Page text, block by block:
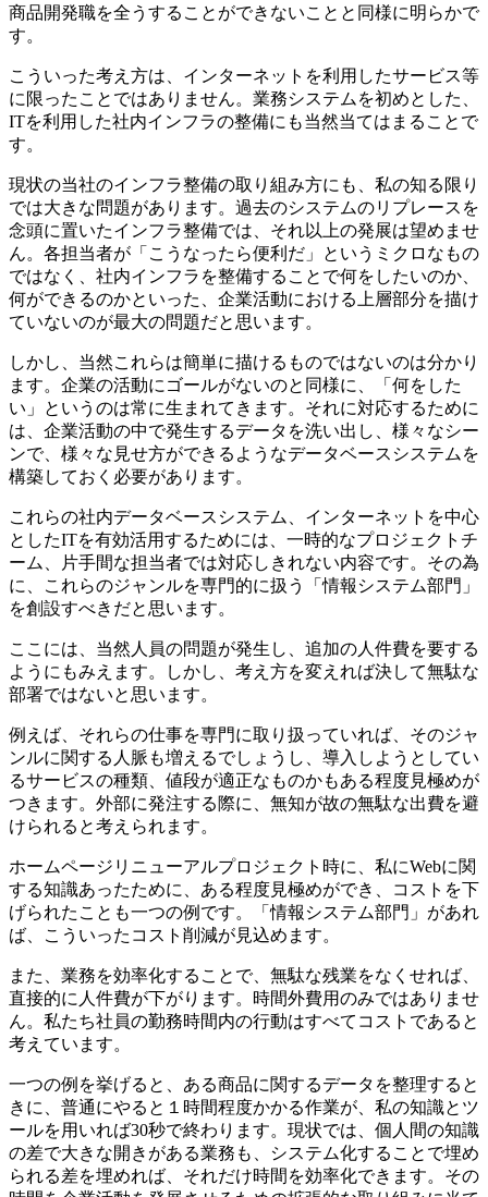
商品開発職を全うすることができないことと同様に明らかで
す。
こういった考え方は、インターネットを利用したサービス等
に限ったことではありません。業務システムを初めとした、
ITを利用した社内インフラの整備にも当然当てはまることで
す。
現状の当社のインフラ整備の取り組み方にも、私の知る限り
では大きな問題があります。過去のシステムのリプレースを
念頭に置いたインフラ整備では、それ以上の発展は望めませ
ん。各担当者が「こうなったら便利だ」というミクロなもの
ではなく、社内インフラを整備することで何をしたいのか、
何ができるのかといった、企業活動における上層部分を描け
ていないのが最大の問題だと思います。
しかし、当然これらは簡単に描けるものではないのは分かり
ます。企業の活動にゴールがないのと同様に、「何をした
い」というのは常に生まれてきます。それに対応するために
は、企業活動の中で発生するデータを洗い出し、様々なシー
ンで、様々な見せ方ができるようなデータベースシステムを
構築しておく必要があります。
これらの社内データベースシステム、インターネットを中心
としたITを有効活用するためには、一時的なプロジェクトチ
ーム、片手間な担当者では対応しきれない内容です。その為
に、これらのジャンルを専門的に扱う「情報システム部門」
を創設すべきだと思います。
ここには、当然人員の問題が発生し、追加の人件費を要する
ようにもみえます。しかし、考え方を変えれば決して無駄な
部署ではないと思います。
例えば、それらの仕事を専門に取り扱っていれば、そのジャ
ンルに関する人脈も増えるでしょうし、導入しようとしてい
るサービスの種類、値段が適正なものかもある程度見極めが
つきます。外部に発注する際に、無知が故の無駄な出費を避
けられると考えられます。
ホームページリニューアルプロジェクト時に、私にWebに関
する知識あったために、ある程度見極めができ、コストを下
げられたことも一つの例です。「情報システム部門」があれ
ば、こういったコスト削減が見込めます。
また、業務を効率化することで、無駄な残業をなくせれば、
直接的に人件費が下がります。時間外費用のみではありませ
ん。私たち社員の勤務時間内の行動はすべてコストであると
考えています。
一つの例を挙げると、ある商品に関するデータを整理すると
きに、普通にやると１時間程度かかる作業が、私の知識とツ
ールを用いれば30秒で終わります。現状では、個人間の知識
の差で大きな開きがある業務も、システム化することで埋め
られる差を埋めれば、それだけ時間を効率化できます。その